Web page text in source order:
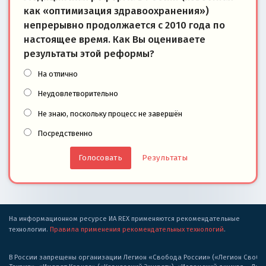
как «оптимизация здравоохранения»)
непрерывно продолжается с 2010 года по
настоящее время. Как Вы оцениваете
результаты этой реформы?
На отлично
Неудовлетворительно
Не знаю, поскольку процесс не завершён
Посредственно
Результаты
На информационном ресурсе ИА REX применяются рекомендательные
технологии. Правила применения рекомендательных технологий.
В России запрещены организации Легион «Свобода России» («Легион